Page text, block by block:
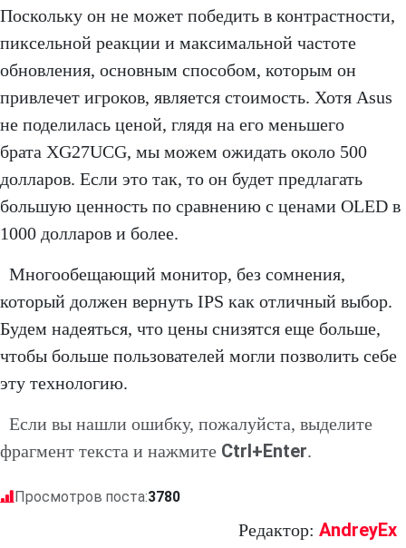
Поскольку он не может победить в контрастности,
пиксельной реакции и максимальной частоте
обновления, основным способом, которым он
привлечет игроков, является стоимость. Хотя Asus
не поделилась ценой, глядя на его меньшего
брата XG27UCG, мы можем ожидать около 500
долларов. Если это так, то он будет предлагать
большую ценность по сравнению с ценами OLED в
1000 долларов и более.
Многообещающий монитор, без сомнения,
который должен вернуть IPS как отличный выбор.
Будем надеяться, что цены снизятся еще больше,
чтобы больше пользователей могли позволить себе
эту технологию.
Если вы нашли ошибку, пожалуйста, выделите
фрагмент текста и нажмите Ctrl+Enter.
Просмотров поста:3780
Редактор: AndreyEx